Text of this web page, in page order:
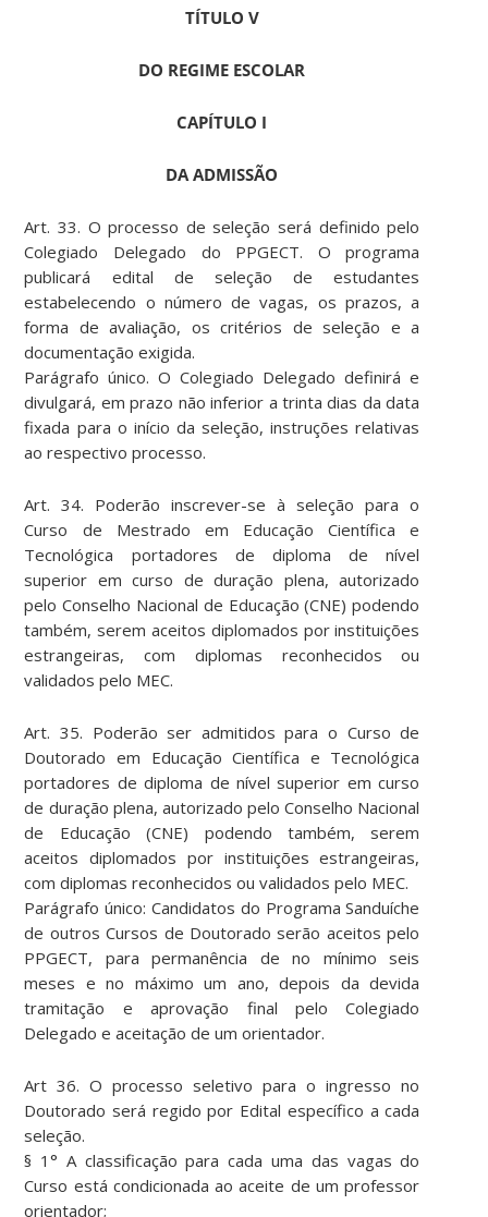
TÍTULO V
DO REGIME ESCOLAR
CAPÍTULO I
DA ADMISSÃO
Art. 33. O processo de seleção será definido pelo
Colegiado Delegado do PPGECT. O programa
publicará edital de seleção de estudantes
estabelecendo o número de vagas, os prazos, a
forma de avaliação, os critérios de seleção e a
documentação exigida.
Parágrafo único. O Colegiado Delegado definirá e
divulgará, em prazo não inferior a trinta dias da data
fixada para o início da seleção, instruções relativas
ao respectivo processo.
Art. 34. Poderão inscrever-se à seleção para o
Curso de Mestrado em Educação Científica e
Tecnológica portadores de diploma de nível
superior em curso de duração plena, autorizado
pelo Conselho Nacional de Educação (CNE) podendo
também, serem aceitos diplomados por instituições
estrangeiras, com diplomas reconhecidos ou
validados pelo MEC.
Art. 35. Poderão ser admitidos para o Curso de
Doutorado em Educação Científica e Tecnológica
portadores de diploma de nível superior em curso
de duração plena, autorizado pelo Conselho Nacional
de Educação (CNE) podendo também, serem
aceitos diplomados por instituições estrangeiras,
com diplomas reconhecidos ou validados pelo MEC.
Parágrafo único: Candidatos do Programa Sanduíche
de outros Cursos de Doutorado serão aceitos pelo
PPGECT, para permanência de no mínimo seis
meses e no máximo um ano, depois da devida
tramitação e aprovação final pelo Colegiado
Delegado e aceitação de um orientador.
Art 36. O processo seletivo para o ingresso no
Doutorado será regido por Edital específico a cada
seleção.
§ 1° A classificação para cada uma das vagas do
Curso está condicionada ao aceite de um professor
orientador;